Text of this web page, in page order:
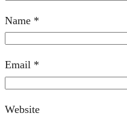
Name *
Email *
Website